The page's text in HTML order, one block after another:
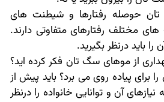
تان حوصله رفتارها و شیطنت های
مختلف رفتارهای متفاوتی دارند.
را باید درنظر بگیرید.
از موهای سگ تان فکر کرده اید؟
پیاده روی می برد؟ باید پیش از
آن و توانایی خانواده را درنظر